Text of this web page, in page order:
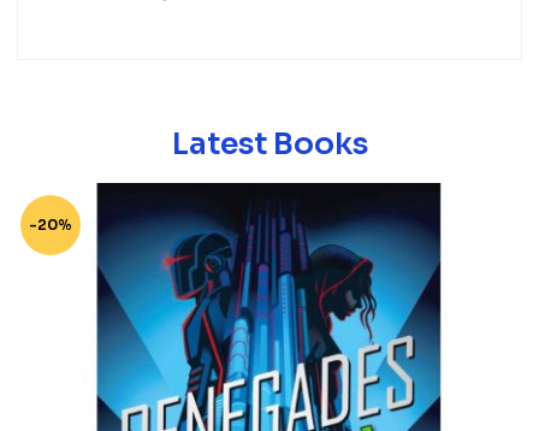
Latest Books
-20%